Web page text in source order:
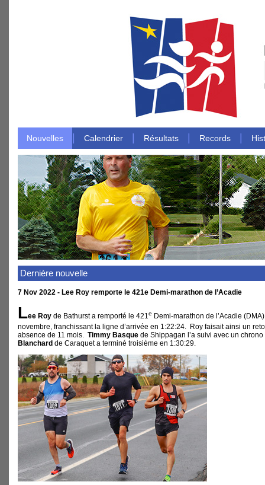
Nouvelles Calendrier Résultats Records
Dernière nouvelle
7 Nov 2022 - Lee Roy remporte le 421e Demi-marathon de l’Acadie
Lee Roy de Bathurst a remporté le 421e Demi-marathon de l’Acadie
novembre, franchissant la ligne d’arrivée en 1:22:24. Roy faisait ainsi un
absence de 11 mois. Timmy Basque de Shippagan l’a suivi avec un
Blanchard de Caraquet a terminé troisième en 1:30:29.